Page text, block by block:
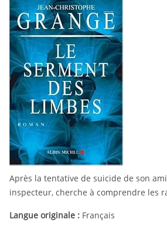
Après la tentative de suicide de son
inspecteur, cherche à comprendre les
Langue originale : Français